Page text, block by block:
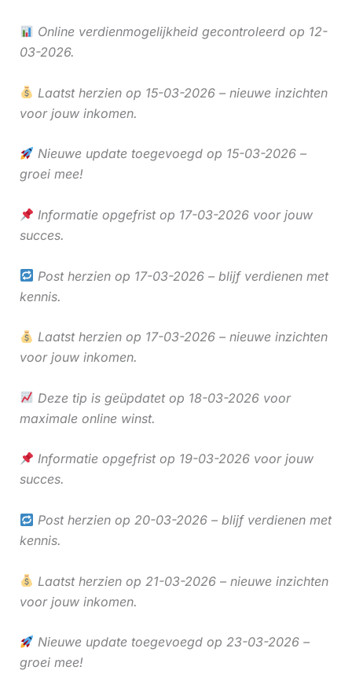
Online verdienmogelijkheid gecontroleerd op 12-
03-2026.
Laatst herzien op 15-03-2026 – nieuwe inzichten
voor jouw inkomen.
Nieuwe update toegevoegd op 15-03-2026 –
groei mee!
Informatie opgefrist op 17-03-2026 voor jouw
succes.
Post herzien op 17-03-2026 – blijf verdienen met
kennis.
Laatst herzien op 17-03-2026 – nieuwe inzichten
voor jouw inkomen.
Deze tip is geüpdatet op 18-03-2026 voor
maximale online winst.
Informatie opgefrist op 19-03-2026 voor jouw
succes.
Post herzien op 20-03-2026 – blijf verdienen met
kennis.
Laatst herzien op 21-03-2026 – nieuwe inzichten
voor jouw inkomen.
Nieuwe update toegevoegd op 23-03-2026 –
groei mee!